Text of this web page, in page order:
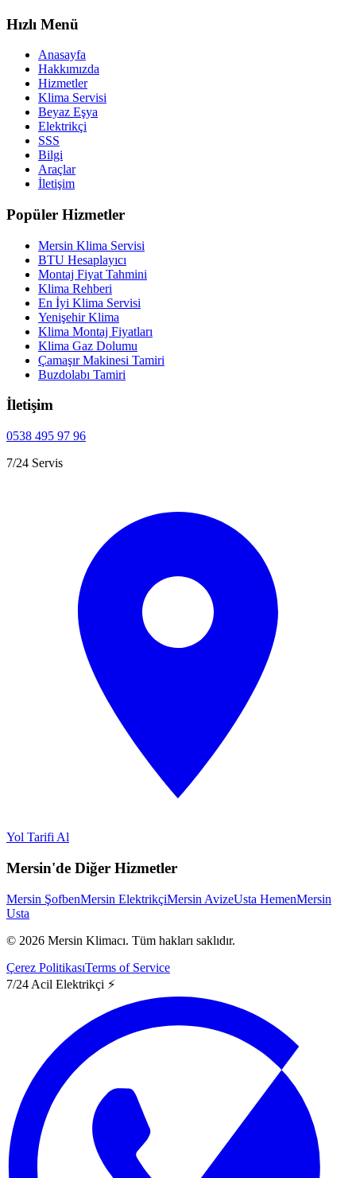
Hızlı Menü
Anasayfa
Hakkımızda
Hizmetler
Klima Servisi
Beyaz Eşya
Elektrikçi
SSS
Bilgi
Araçlar
İletişim
Popüler Hizmetler
Mersin Klima Servisi
BTU Hesaplayıcı
Montaj Fiyat Tahmini
Klima Rehberi
En İyi Klima Servisi
Yenişehir Klima
Klima Montaj Fiyatları
Klima Gaz Dolumu
Çamaşır Makinesi Tamiri
Buzdolabı Tamiri
İletişim
0538 495 97 96
7/24 Servis
Yol Tarifi Al
Mersin'de Diğer Hizmetler
Mersin ŞofbenMersin ElektrikçiMersin AvizeUsta HemenMersin
Usta
© 2026 Mersin Klimacı. Tüm hakları saklıdır.
Çerez PolitikasıTerms of Service
7/24 Acil Elektrikçi ⚡